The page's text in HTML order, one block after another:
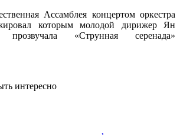
Ассамблея концертом оркестра
которым молодой дирижер Ян
«Струнная серенада»
интересно